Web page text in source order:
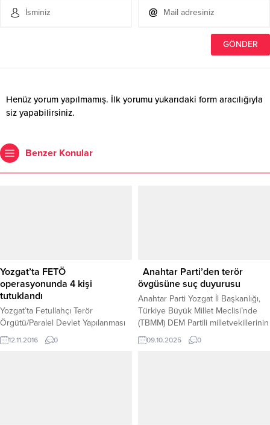
Henüz yorum yapılmamış. İlk yorumu yukarıdaki form aracılığıyla
siz yapabilirsiniz.
Benzer Konular
Yozgat’ta FETÖ
operasyonunda 4 kişi
tutuklandı
Yozgat’ta Fetullahçı Terör
Örgütü/Paralel Devlet Yapılanması
(FETÖ/PDY) soruşturması
kapsamında FETÖ’nün ’emniyet
12.11.2016 0
Anahtar Parti’den terör
övgüsüne suç duyurusu
Anahtar Parti Yozgat İl Başkanlığı,
Türkiye Büyük Millet Meclisi’nde
(TBMM) DEM Partili milletvekillerinin
terör örgütü elebaşına yönelik
övgü dolu ifadelerde bulunmasına
09.10.2025 0